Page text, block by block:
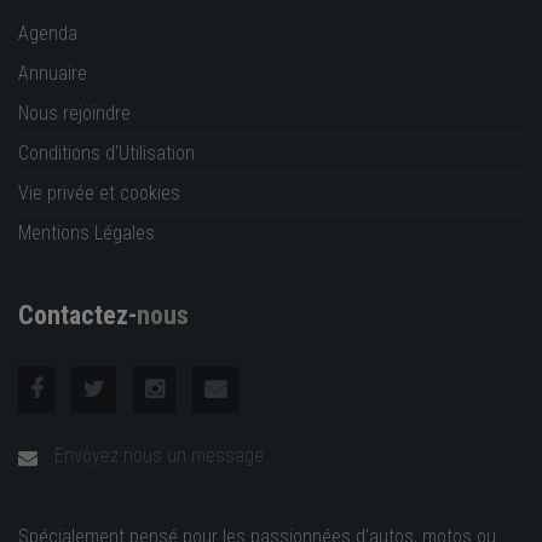
Agenda
Annuaire
Nous rejoindre
Conditions d'Utilisation
Vie privée et cookies
Mentions Légales
Contactez-nous
Envoyez nous un message
Spécialement pensé pour les passionnées d'autos, motos ou